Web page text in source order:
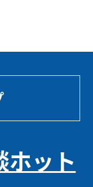
ホット